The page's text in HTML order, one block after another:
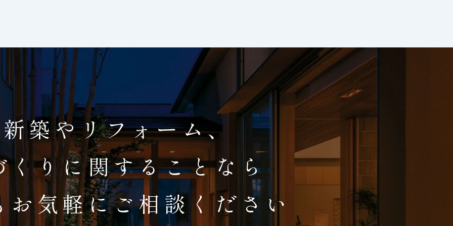
築やリフォーム、
くりに関することなら
お気軽にご相談ください